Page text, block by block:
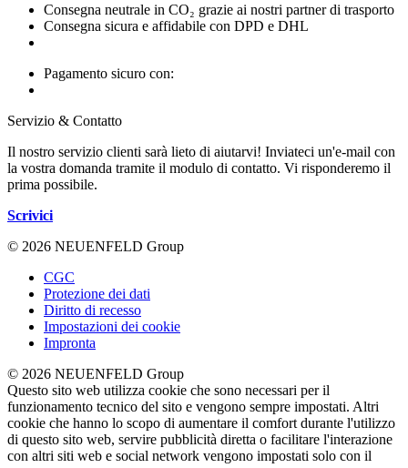
Consegna neutrale in CO₂ grazie ai nostri partner di trasporto
Consegna sicura e affidabile con DPD e DHL
Pagamento sicuro con:
Servizio & Contatto
Il nostro servizio clienti sarà lieto di aiutarvi! Inviateci un'e-mail con
la vostra domanda tramite il modulo di contatto. Vi risponderemo il
prima possibile.
Scrivici
© 2026 NEUENFELD Group
CGC
Protezione dei dati
Diritto di recesso
Impostazioni dei cookie
Impronta
© 2026 NEUENFELD Group
Questo sito web utilizza cookie che sono necessari per il
funzionamento tecnico del sito e vengono sempre impostati. Altri
cookie che hanno lo scopo di aumentare il comfort durante l'utilizzo
di questo sito web, servire pubblicità diretta o facilitare l'interazione
con altri siti web e social network vengono impostati solo con il